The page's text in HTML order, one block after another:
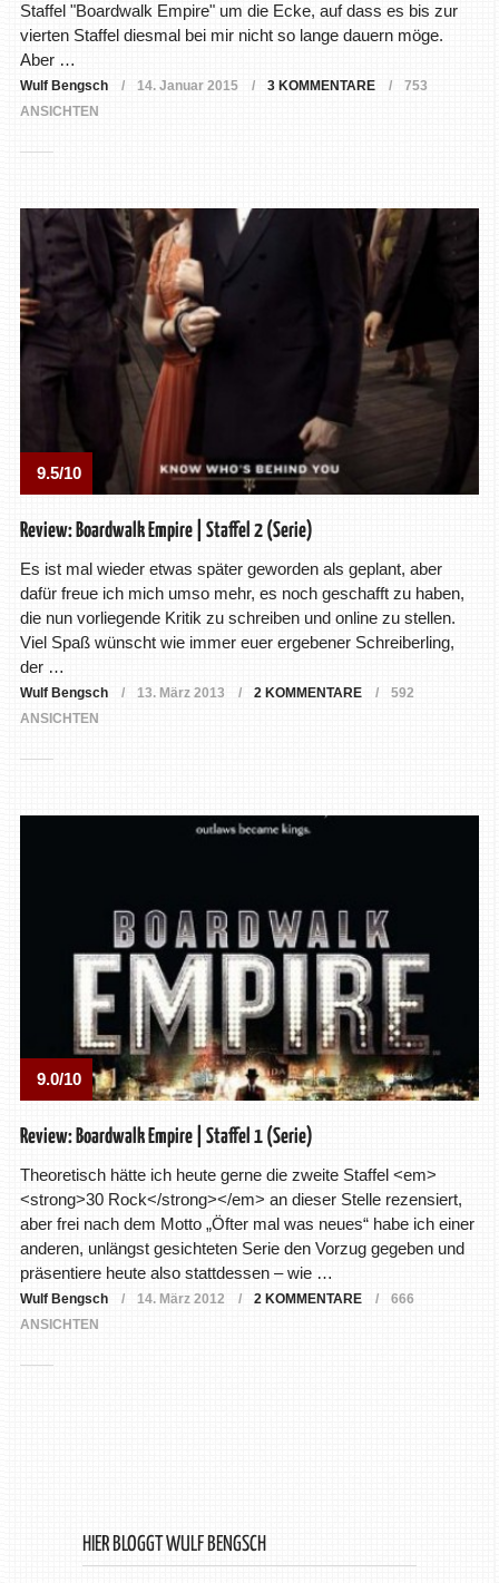
Staffel "Boardwalk Empire" um die Ecke, auf dass es bis zur
vierten Staffel diesmal bei mir nicht so lange dauern möge.
Aber …
Wulf Bengsch 14. Januar 2015 3 KOMMENTARE
753
ANSICHTEN
9.5/10
Review: Boardwalk Empire | Staffel 2 (Serie)
Es ist mal wieder etwas später geworden als geplant, aber
dafür freue ich mich umso mehr, es noch geschafft zu haben,
die nun vorliegende Kritik zu schreiben und online zu stellen.
Viel Spaß wünscht wie immer euer ergebener Schreiberling,
der …
Wulf Bengsch 13. März 2013 2 KOMMENTARE
592
ANSICHTEN
9.0/10
Review: Boardwalk Empire | Staffel 1 (Serie)
Theoretisch hätte ich heute gerne die zweite Staffel <em>
<strong>30 Rock</strong></em> an dieser Stelle rezensiert,
aber frei nach dem Motto „Öfter mal was neues“ habe ich einer
anderen, unlängst gesichteten Serie den Vorzug gegeben und
präsentiere heute also stattdessen – wie …
Wulf Bengsch 14. März 2012 2 KOMMENTARE
666
ANSICHTEN
HIER BLOGGT WULF BENGSCH